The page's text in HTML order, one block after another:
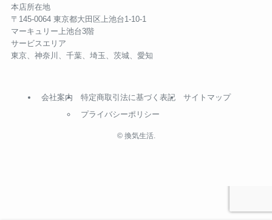
本店所在地
〒145-0064 東京都大田区上池台1-10-1
マーキュリー上池台3階
サービスエリア
東京、神奈川、千葉、埼玉、茨城、愛知
会社案内
特定商取引法に基づく表記
プライバシーポリシー
サイトマップ
©換気生活.